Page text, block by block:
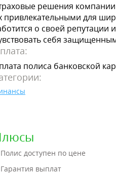
решения компании
привлекательными для
о своей репутации
себя
полиса банковской
Полис доступен по цене
Гарантия выплат